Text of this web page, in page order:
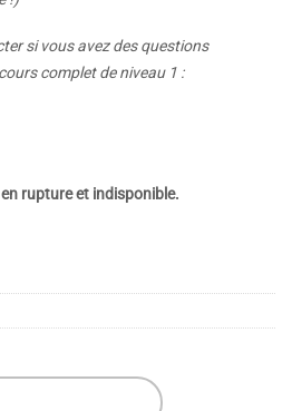
si vous avez des questions
complet de niveau 1 :
rupture et indisponible.